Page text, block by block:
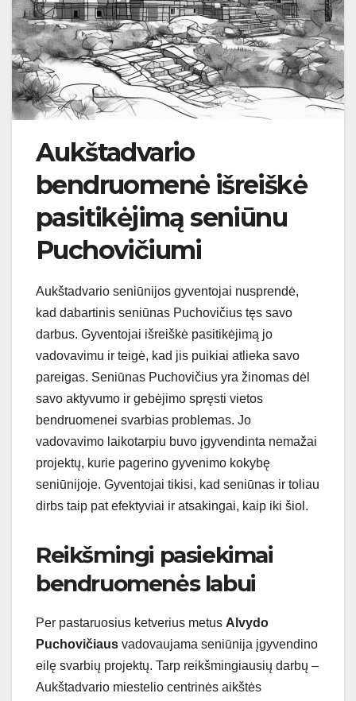
Aukštadvario
bendruomenė išreiškė
pasitikėjimą seniūnu
Puchovičiumi
Aukštadvario seniūnijos gyventojai nusprendė,
kad dabartinis seniūnas Puchovičius tęs savo
darbus. Gyventojai išreiškė pasitikėjimą jo
vadovavimu ir teigė, kad jis puikiai atlieka savo
pareigas. Seniūnas Puchovičius yra žinomas dėl
savo aktyvumo ir gebėjimo spręsti vietos
bendruomenei svarbias problemas. Jo
vadovavimo laikotarpiu buvo įgyvendinta nemažai
projektų, kurie pagerino gyvenimo kokybę
seniūnijoje. Gyventojai tikisi, kad seniūnas ir toliau
dirbs taip pat efektyviai ir atsakingai, kaip iki šiol.
Reikšmingi pasiekimai
bendruomenės labui
Per pastaruosius ketverius metus Alvydo
Puchovičiaus vadovaujama seniūnija įgyvendino
eilę svarbių projektų. Tarp reikšmingiausių darbų –
Aukštadvario miestelio centrinės aikštės